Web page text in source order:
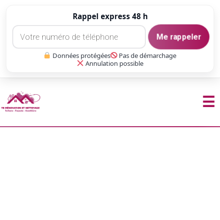
Rappel express 48 h
Me rappeler
Données protégées
Pas de démarchage
Annulation possible
☰